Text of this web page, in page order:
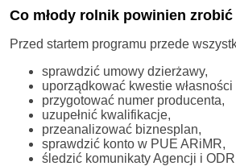
Co młody rolnik powinien
Przed startem programu przede
sprawdzić umowy dzierżawy,
uporządkować kwestie własności
przygotować numer producenta,
uzupełnić kwalifikacje,
przeanalizować biznesplan,
sprawdzić konto w PUE ARiMR,
śledzić komunikaty Agencji i